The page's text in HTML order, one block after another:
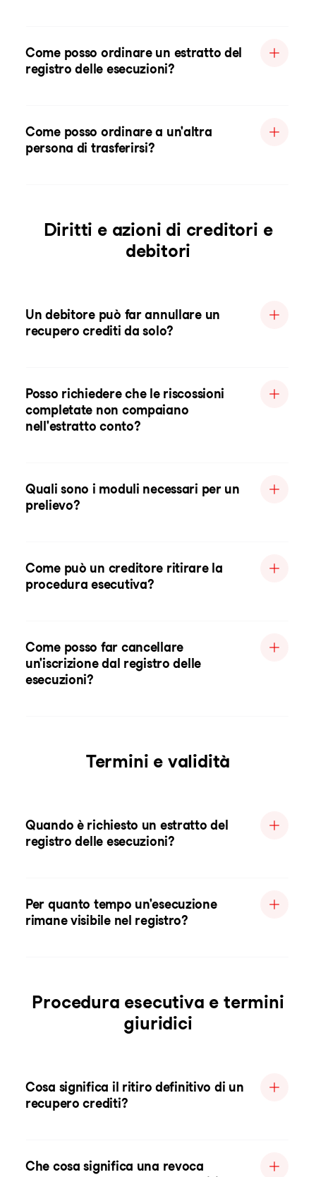
Come posso ordinare un estratto del
registro delle esecuzioni?
Come posso ordinare a un'altra
persona di trasferirsi?
Diritti e azioni di creditori e
debitori
Un debitore può far annullare un
recupero crediti da solo?
Posso richiedere che le riscossioni
completate non compaiano
nell'estratto conto?
Quali sono i moduli necessari per un
prelievo?
Come può un creditore ritirare la
procedura esecutiva?
Come posso far cancellare
un'iscrizione dal registro delle
esecuzioni?
Termini e validità
Quando è richiesto un estratto del
registro delle esecuzioni?
Per quanto tempo un'esecuzione
rimane visibile nel registro?
Procedura esecutiva e termini
giuridici
Cosa significa il ritiro definitivo di un
recupero crediti?
Che cosa significa una revoca